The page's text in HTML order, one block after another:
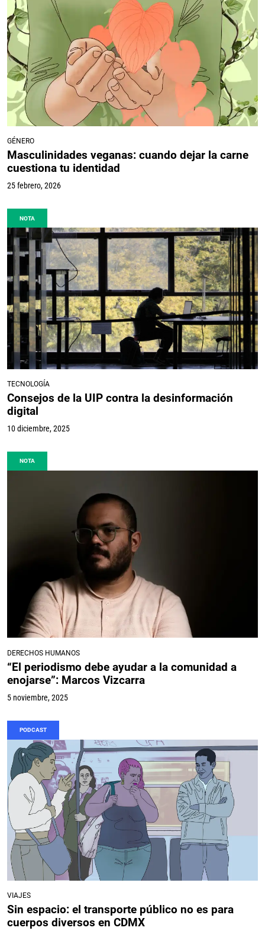
GÉNERO
Masculinidades veganas: cuando dejar la carne
cuestiona tu identidad
25 febrero, 2026
NOTA
TECNOLOGÍA
Consejos de la UIP contra la desinformación
digital
10 diciembre, 2025
NOTA
DERECHOS HUMANOS
“El periodismo debe ayudar a la comunidad a
enojarse”: Marcos Vizcarra
5 noviembre, 2025
PODCAST
VIAJES
Sin espacio: el transporte público no es para
cuerpos diversos en CDMX